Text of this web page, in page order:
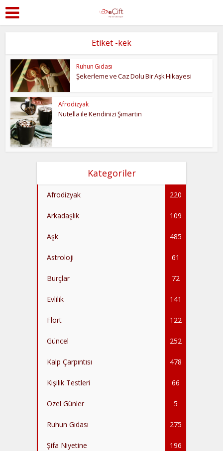
Etiket -kek
Ruhun Gıdası
Şekerleme ve Caz Dolu Bir Aşk Hikayesi
Afrodizyak
Nutella ile Kendinizi Şımartın
Kategoriler
Afrodizyak 220
Arkadaşlık 109
Aşk 485
Astroloji 61
Burçlar 72
Evlilik 141
Flört 122
Güncel 252
Kalp Çarpıntısı 478
Kişilik Testleri 66
Özel Günler 5
Ruhun Gıdası 275
Şifa Niyetine 196